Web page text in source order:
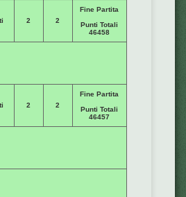
2 2
Fine Partita
Punti Totali
46458
2 2
Fine Partita
Punti Totali
46457